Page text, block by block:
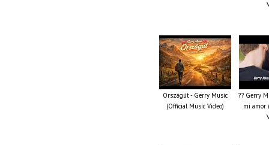
Országút - Gerry Music
(Official Music Video)
?? Gerry
mi amor